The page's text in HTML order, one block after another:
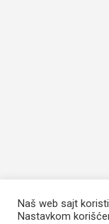
Naš web sajt
Nastavkom